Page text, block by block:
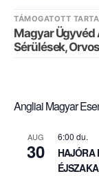
TÁMOGATOTT
Magyar Ügyvéd
Sérülések,
Angliai Magyar
AUG
30
6:00 du.
HAJÓRA